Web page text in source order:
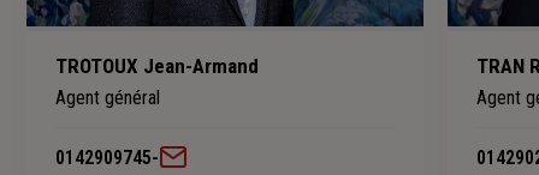
TROTOUX Jean-Armand
Agent général
0142909745-
TRAN
Agent